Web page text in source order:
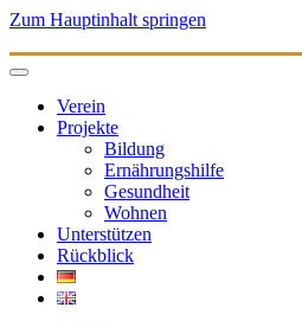
Zum Hauptinhalt springen
Verein
Projekte
Bildung
Ernährungshilfe
Gesundheit
Wohnen
Unterstützen
Rückblick